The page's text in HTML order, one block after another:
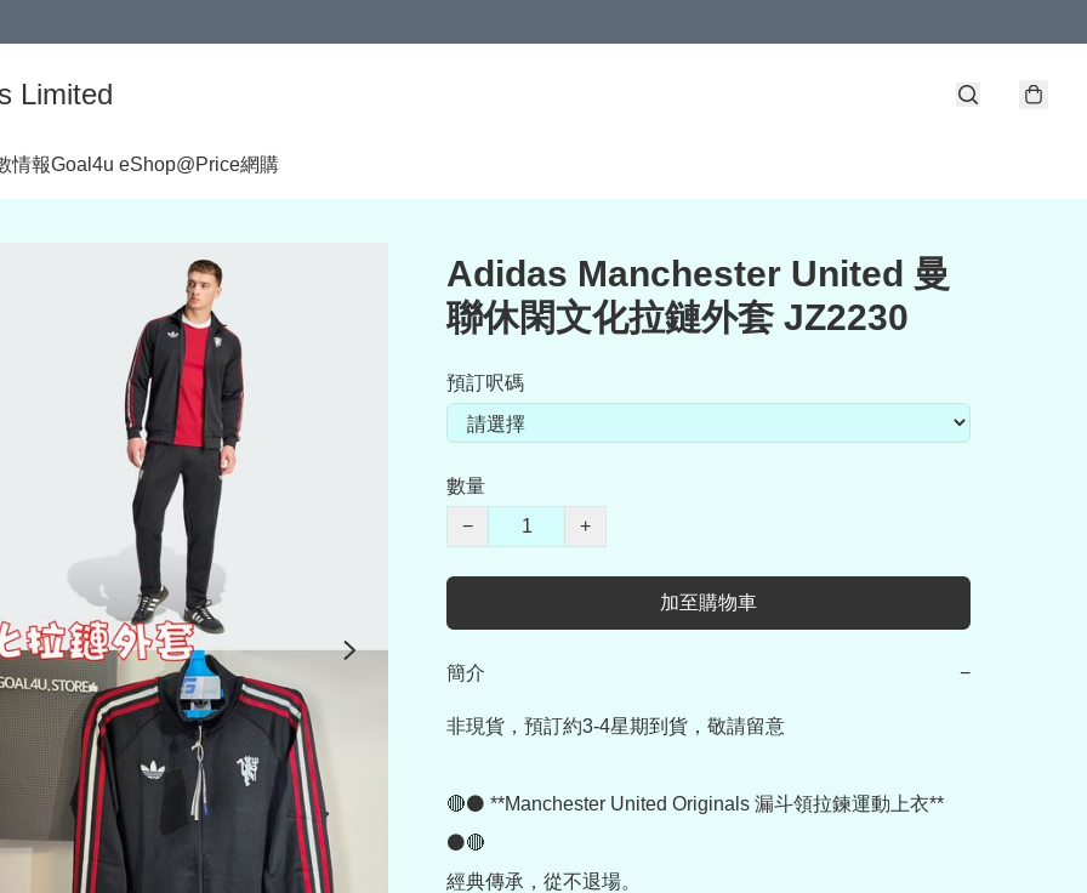
Limited
情報Goal4u eShop@Price網購
Adidas Manchester United 曼
聯休閑文化拉鏈外套 JZ2230
預訂呎碼
數量
−
+
加至購物車
簡介 −
非現貨，預訂約3-4星期到貨，敬請留意
🔴⚫ **Manchester United Originals 漏斗領拉鍊運動上衣**
⚫🔴
經典傳承，從不退場。